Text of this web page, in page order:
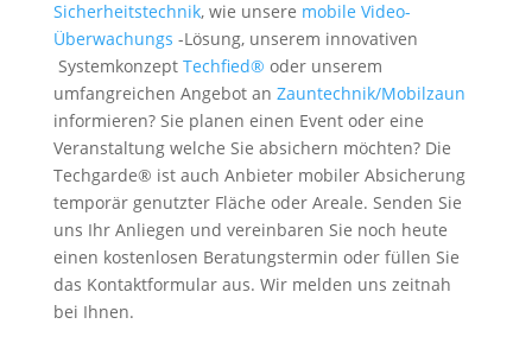
Sicherheitstechnik, wie unsere mobile Video-
Überwachungs -Lösung, unserem innovativen
Systemkonzept Techfied® oder unserem
umfangreichen Angebot an Zauntechnik/Mobilzaun
informieren? Sie planen einen Event oder eine
Veranstaltung welche Sie absichern möchten? Die
Techgarde® ist auch Anbieter mobiler Absicherung
temporär genutzter Fläche oder Areale. Senden Sie
uns Ihr Anliegen und vereinbaren Sie noch heute
einen kostenlosen Beratungstermin oder füllen Sie
das Kontaktformular aus. Wir melden uns zeitnah
bei Ihnen.